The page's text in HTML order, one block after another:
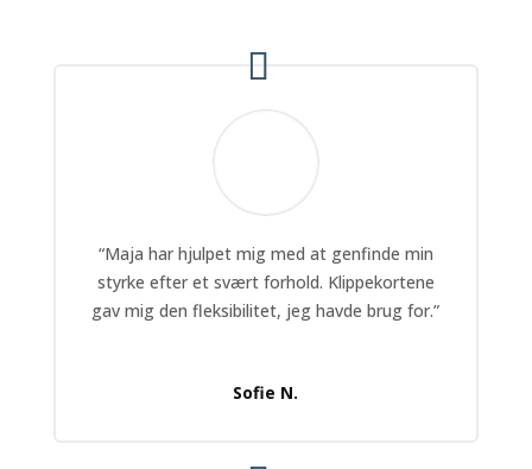
“Maja har hjulpet mig med at genfinde min
styrke efter et svært forhold. Klippekortene
gav mig den fleksibilitet, jeg havde brug for.”
Sofie N.